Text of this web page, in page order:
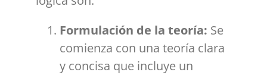
Formulación de la teoría: Se
comienza con una teoría clara
y concisa que incluye un